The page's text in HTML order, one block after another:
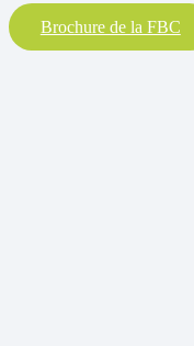
Brochure de la FBC